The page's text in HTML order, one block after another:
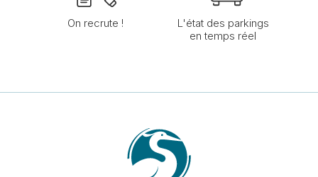
On recrute !
L'état des parkings
en temps réel